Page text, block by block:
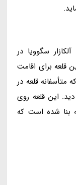
سگوویا در
قلعه برای اقامت
متأسفانه قلعه در
دید. این قلعه روی
بنا شده است که